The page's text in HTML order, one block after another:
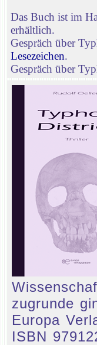
Das Buch ist im
erhältlich.
Gespräch über
Lesezeichen.
Gespräch über
zugrunde
Europa
ISBN